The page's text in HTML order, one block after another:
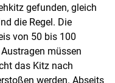
gefunden, gleich
die Regel. Die
von 50 bis 100
müssen
das Kitz nach
werden. Abseits